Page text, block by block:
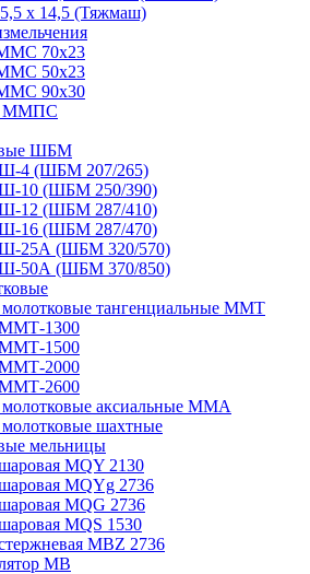
х 14,5 (Тяжмаш)
70х23
50х23
90х30
ММПС
ШБМ
4 (ШБМ 207/265)
10 (ШБМ 250/390)
12 (ШБМ 287/410)
16 (ШБМ 287/470)
25А (ШБМ 320/570)
50А (ШБМ 370/850)
тангенциальные ММТ
1300
1500
2000
2600
аксиальные ММА
шахтные
мельницы
MQY 2130
MQYg 2736
MQG 2736
MQS 1530
MBZ 2736
МВ